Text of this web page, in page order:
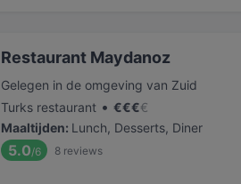
Restaurant Maydanoz
Gelegen in de omgeving van Zuid
Turks restaurant • €€€€
Maaltijden: Lunch, Desserts, Diner
5.0/6 8 reviews